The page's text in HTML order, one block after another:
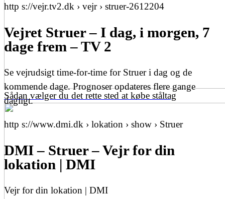
Sådan vælger du det rette sted at købe ståltag
http s://vejr.tv2.dk › vejr › struer-2612204
Vejret Struer – I dag, i morgen, 7
dage frem – TV 2
Se vejrudsigt time-for-time for Struer i dag og de
kommende dage. Prognoser opdateres flere gange
dagligt.
http s://www.dmi.dk › lokation › show › Struer
DMI – Struer – Vejr for din
lokation | DMI
Vejr for din lokation | DMI